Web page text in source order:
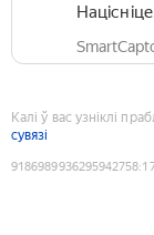
Калі ў вас узніклі
сувязі
9186989936295942758: